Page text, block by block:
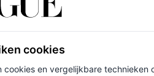
toespreken dat ik er toch
make-up en koffie. Geen
Om een uur of elf eet ik
cookies
cookies en vergelijkbare